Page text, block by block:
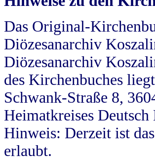
Das Original-
Diözesanarchiv
Diözesanarchiv
des Kirchenbuches
Schwank-Straße 8,
Heimatkreises
Hinweis: Derzeit ist
erlaubt.